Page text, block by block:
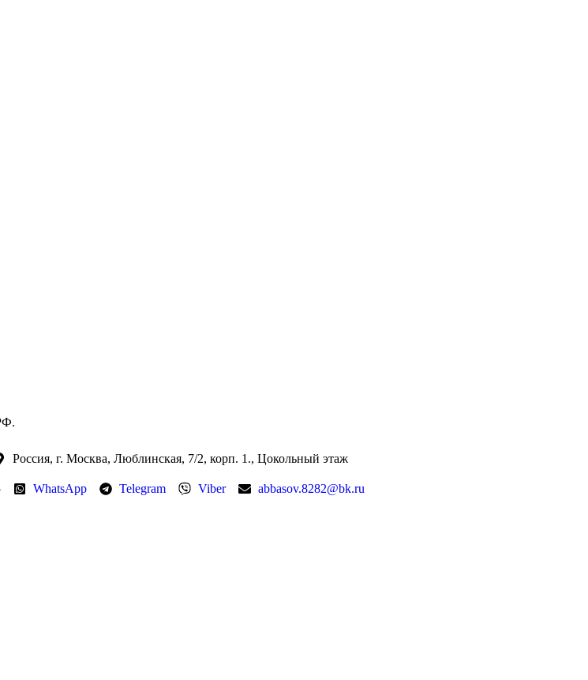
Россия, г. Москва, Люблинская, 7/2, корп. 1., Цокольный этаж
WhatsApp Telegram Viber abbasov.8282@bk.ru